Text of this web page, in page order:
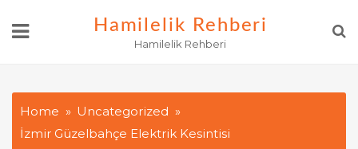
Hamilelik Rehberi
Hamilelik Rehberi
Home
Uncategorized
İzmir Güzelbahçe Elektrik Kesintisi